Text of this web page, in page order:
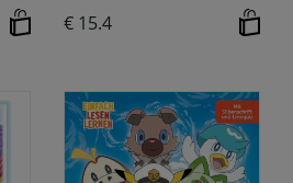
€ 15.4